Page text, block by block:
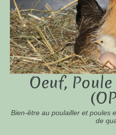
Oeuf,
Bien-être au poulailler et poules
de